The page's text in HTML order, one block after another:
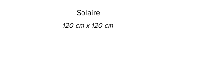
Solaire
120 cm x 120 cm